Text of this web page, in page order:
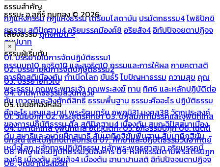
ธรรมสำคัญ
กฎแห่งกรรมกฎแห่งธรรมเตรียมโสดาบัน ปรมัตถธรรม4โพธิปักขิ
ยธรรมสติปัฏฐาน4อริยมรรคมีองค์8 อริยสัจ4 อิทัปปัจจยตาปฏิจจ
สมุปบาท
ธรรมผู้เริ่มต้น
กรรมบถ10 ทุจริต10 และสุจริต10กรรมและการให้ผล กายคตาสติ
การฝึกสติเบื้องต้นกำเนิดโลกขันธ์5ไขปัญหาธรรม ความสุข คุณ
พระธรรมคุณพระพุทธเจ้าคุณพระสงฆ์ ทาน ทิศ6 และหลักปฏิบัติต่อ
กันเทวดาและสิ่งศักดิ์สิทธิ์ธรรมพื้นฐาน ธรรมะคืออะไร ปฏิบัติธรรม
คืออะไรบุญและบาปพระรัตนตรัยภพภูมิ31 มงคล38 วัตถุประสงค์
ของการปฏิบัติธรรมศีลสติปัฏฐาน4 เบื้องต้นสมถะวิปัสสนาเบื้อง
ต้นสมาธิและอุบายฝึกสมาธิสัมมาทิฏฐิขั้นพื้นฐานสัมมาทิฏฐิขั้น
เหนือโลกหลักการปฏิบัติธรรมหลักพระพุทธศาสนาอริยมรรคมี
องค์8 เบื้องต้นอริยสัจ4 เบื้องต้นอานาปานสติอิทัปปัจจยตาปฏิจจ
ธรรมะ อ.สุภีร์ ทุมทอง © 2026
เสียงธรรมดูทั้งหมด >
×
01. บรรยายในการจัดปฏิบัติธรรม1
02. บรรยายในการจัดปฏิบัติธรรม2
03. บรรยายทั่วไป
04. บ้านพุทธธรรมสวนหลวง
05. เบนซ์ทองหล่อ
01. วินัยปิฎก02. พระสูตรศึกษา03. ปฏิสัมภิทามรรคและจูฬนิทเทส
04. มหานิทเทส จูฬนิทเทส อิติวุตตกะ05. อภิธรรมปิฎก06. เนตติ
ปกรณ์ และเปฏโกปเทสปกรณ์07. ศึกษาและปฏิบัติธรรมวันอาทิตย์
08. ศึกษาและปฏิบัติธรรมวันอังคาร09. หลักธรรมตามพระไตรปิฎก
06. ฐณิชาฌ์รีสอร์ท